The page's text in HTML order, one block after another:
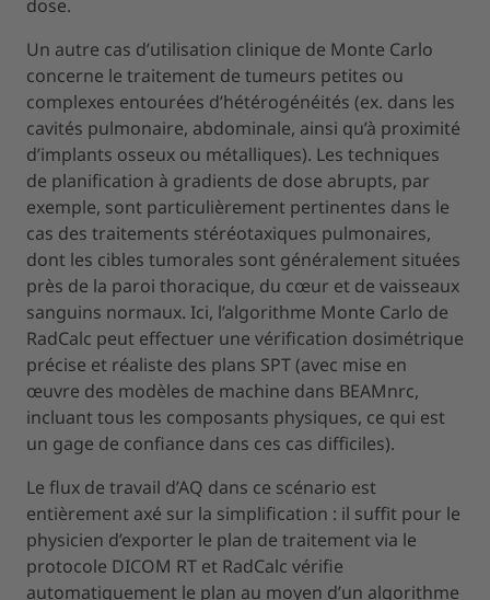
dose.
Un autre cas d’utilisation clinique de Monte Carlo
concerne le traitement de tumeurs petites ou
complexes entourées d’hétérogénéités (ex. dans les
cavités pulmonaire, abdominale, ainsi qu’à proximité
d’implants osseux ou métalliques). Les techniques
de planification à gradients de dose abrupts, par
exemple, sont particulièrement pertinentes dans le
cas des traitements stéréotaxiques pulmonaires,
dont les cibles tumorales sont généralement situées
près de la paroi thoracique, du cœur et de vaisseaux
sanguins normaux. Ici, l’algorithme Monte Carlo de
RadCalc peut effectuer une vérification dosimétrique
précise et réaliste des plans SPT (avec mise en
œuvre des modèles de machine dans BEAMnrc,
incluant tous les composants physiques, ce qui est
un gage de confiance dans ces cas difficiles).
Le flux de travail d’AQ dans ce scénario est
entièrement axé sur la simplification : il suffit pour le
physicien d’exporter le plan de traitement via le
protocole DICOM RT et RadCalc vérifie
automatiquement le plan au moyen d’un algorithme